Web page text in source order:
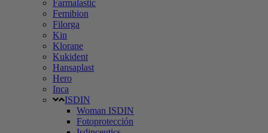
Farmalastic
Femibion
Filorga
Kin
Klorane
Kukident
Hansaplast
Hero
Inca
ISDIN
Woman ISDIN
Fotoprotección